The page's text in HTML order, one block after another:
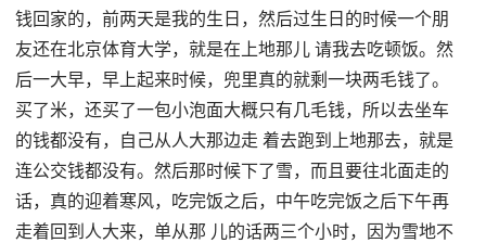
钱回家的，前两天是我的生日，然后过生日的时候一个朋
友还在北京体育大学，就是在上地那儿 请我去吃顿饭。然
后一大早，早上起来时候，兜里真的就剩一块两毛钱了。
买了米，还买了一包小泡面大概只有几毛钱，所以去坐车
的钱都没有，自己从人大那边走 着去跑到上地那去，就是
连公交钱都没有。然后那时候下了雪，而且要往北面走的
话，真的迎着寒风，吃完饭之后，中午吃完饭之后下午再
走着回到人大来，单从那 儿的话两三个小时，因为雪地不